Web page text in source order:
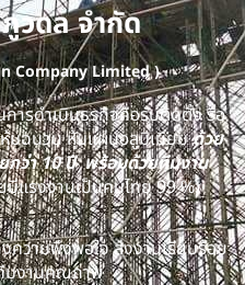
ดล จำกัด
Company Limited )
การดำเนินธุรกิจคือรับติดตั้ง รื้อ
หุ้มฉนวน หุ้มแผ่นอลูมิเนียมด้วย
กว่า 10 ปี พร้อมด้วยทีมงาน
มีแรงงานเป็นคนไทย 99 %)
ความพึงพอใจ ส่งงานเรียบร้อย
มงานคุณภาพ